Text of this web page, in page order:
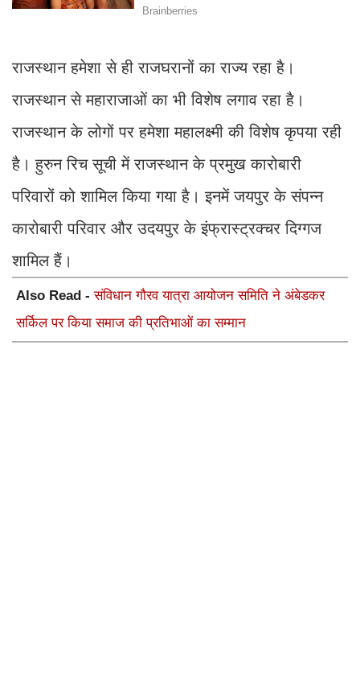
राजस्थान हमेशा से ही राजघरानों का राज्य रहा है।
राजस्थान से महाराजाओं का भी विशेष लगाव रहा है।
राजस्थान के लोगों पर हमेशा महालक्ष्मी की विशेष कृपया रही
है। हुरुन रिच सूची में राजस्थान के प्रमुख कारोबारी
परिवारों को शामिल किया गया है। इनमें जयपुर के संपन्न
कारोबारी परिवार और उदयपुर के इंफ्रास्ट्रक्चर दिग्गज
शामिल हैं।
Also Read -संविधान गौरव यात्रा आयोजन समिति ने अंबेडकर
सर्किल पर किया समाज की प्रतिभाओं का सम्मान